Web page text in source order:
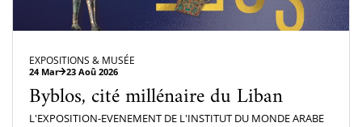
EXPOSITIONS & MUSÉE
24 Mar 23 Aoû 2026
Byblos, cité millénaire du Liban
L'EXPOSITION-EVENEMENT DE L'INSTITUT DU MONDE ARABE